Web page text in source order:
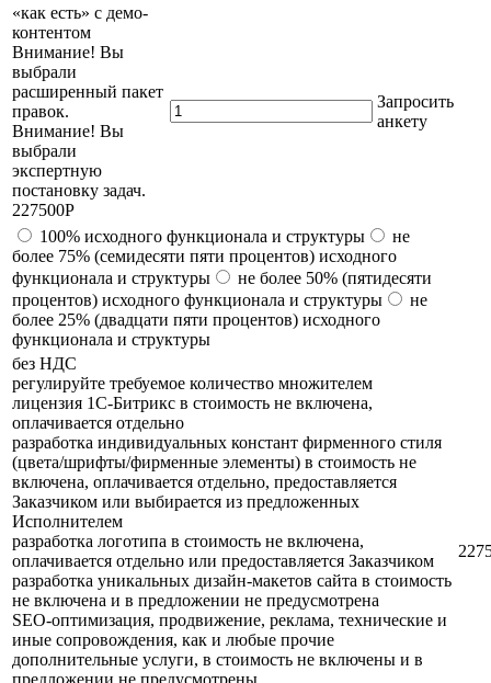
«как есть» с демо-
контентом
Внимание! Вы
выбрали
расширенный пакет
правок.
Внимание! Вы
выбрали
экспертную
постановку задач.
227500Р
Запросить
анкету
100% исходного функционала и структуры
не
более 75% (семидесяти пяти процентов) исходного
функционала и структуры
не более 50% (пятидесяти
процентов) исходного функционала и структуры
не
более 25% (двадцати пяти процентов) исходного
функционала и структуры
без НДС
регулируйте требуемое количество множителем
лицензия 1С-Битрикс в стоимость не включена,
оплачивается отдельно
разработка индивидуальных констант фирменного стиля
(цвета/шрифты/фирменные элементы) в стоимость не
включена, оплачивается отдельно, предоставляется
Заказчиком или выбирается из предложенных
Исполнителем
разработка логотипа в стоимость не включена,
оплачивается отдельно или предоставляется Заказчиком
разработка уникальных дизайн-макетов сайта в стоимость
не включена и в предложении не предусмотрена
SEO-оптимизация, продвижение, реклама, технические и
иные сопровождения, как и любые прочие
дополнительные услуги, в стоимость не включены и в
предложении не предусмотрены